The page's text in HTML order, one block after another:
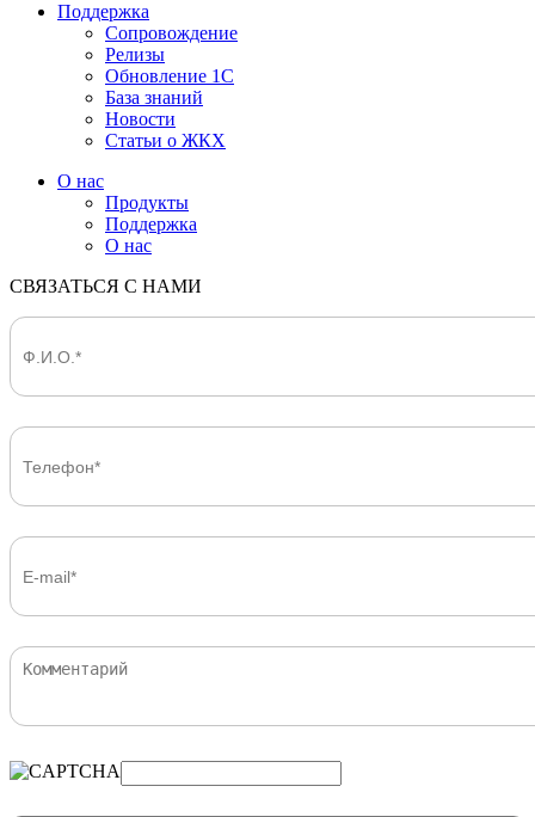
Поддержка
Сопровождение
Релизы
Обновление 1С
База знаний
Новости
Статьи о ЖКХ
О нас
Продукты
Поддержка
О нас
СВЯЗАТЬСЯ С НАМИ